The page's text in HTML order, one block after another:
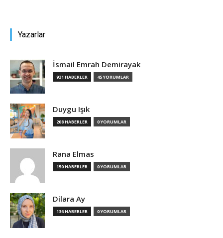
Yazarlar
İsmail Emrah Demirayak
931 HABERLER 45 YORUMLAR
Duygu Işık
208 HABERLER 0 YORUMLAR
Rana Elmas
150 HABERLER 0 YORUMLAR
Dilara Ay
136 HABERLER 0 YORUMLAR